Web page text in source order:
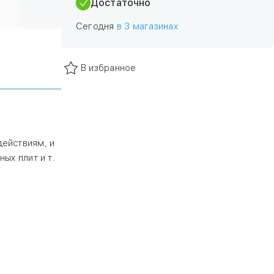
и
плит и т.
Достаточно
Сегодня в 3 магазинах
В избранное